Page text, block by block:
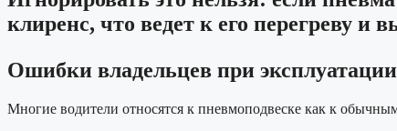
клиренс, что ведет к его перегреву и
Ошибки владельцев при
Многие водители относятся к пневмоподвеске как к